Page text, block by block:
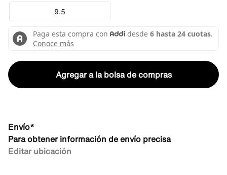
9.5
Agregar a la bolsa de compras
Envío*
Para obtener información de envío precisa
Editar ubicación